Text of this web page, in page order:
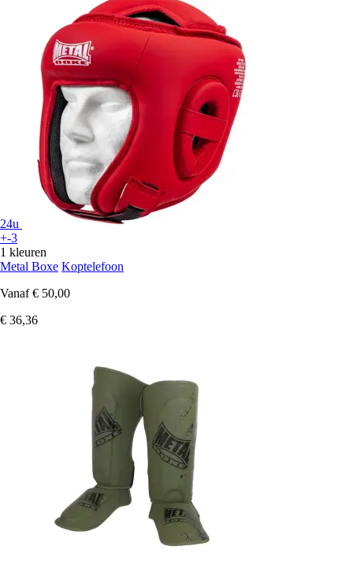
24u
+-3
1 kleuren
Metal Boxe Koptelefoon
Vanaf € 50,00
€ 36,36